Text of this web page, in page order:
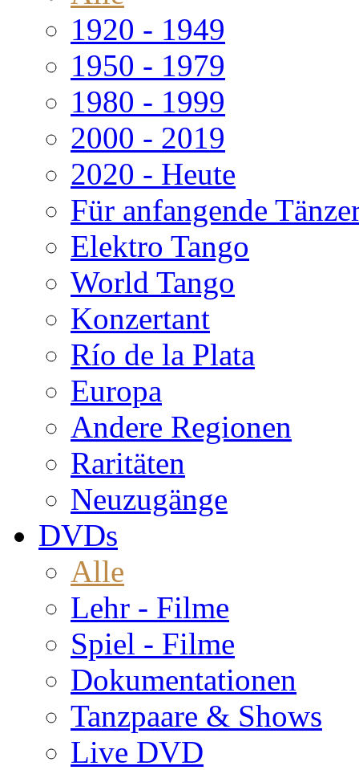
1920 - 1949
1950 - 1979
1980 - 1999
2000 - 2019
2020 - Heute
Für anfangende
Elektro Tango
World Tango
Konzertant
Río de la Plata
Europa
Andere Regionen
Raritäten
Neuzugänge
DVDs
Alle
Lehr - Filme
Spiel - Filme
Dokumentationen
Tanzpaare & Shows
Live DVD